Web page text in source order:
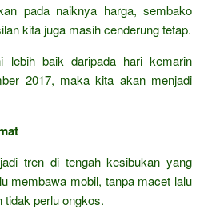
pada naiknya harga, sembako
kita juga masih cenderung tetap.
lebih baik daripada hari kemarin
2017, maka kita akan menjadi
tren di tengah kesibukan yang
membawa mobil, tanpa macet lalu
tidak perlu ongkos.